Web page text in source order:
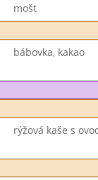
mošt
bábovka, kakao
rýžová kaše s